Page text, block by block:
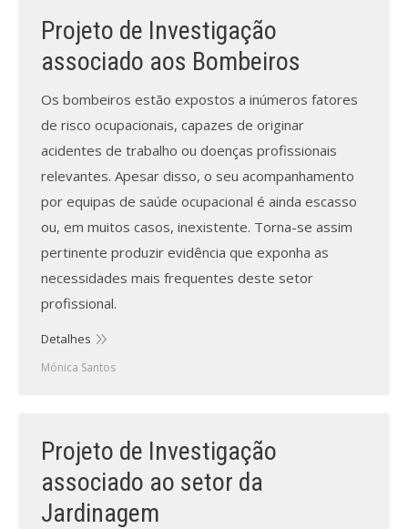
Projeto de Investigação
associado aos Bombeiros
Os bombeiros estão expostos a inúmeros fatores
de risco ocupacionais, capazes de originar
acidentes de trabalho ou doenças profissionais
relevantes. Apesar disso, o seu acompanhamento
por equipas de saúde ocupacional é ainda escasso
ou, em muitos casos, inexistente. Torna-se assim
pertinente produzir evidência que exponha as
necessidades mais frequentes deste setor
profissional.
Detalhes
Mónica Santos
Projeto de Investigação
associado ao setor da
Jardinagem